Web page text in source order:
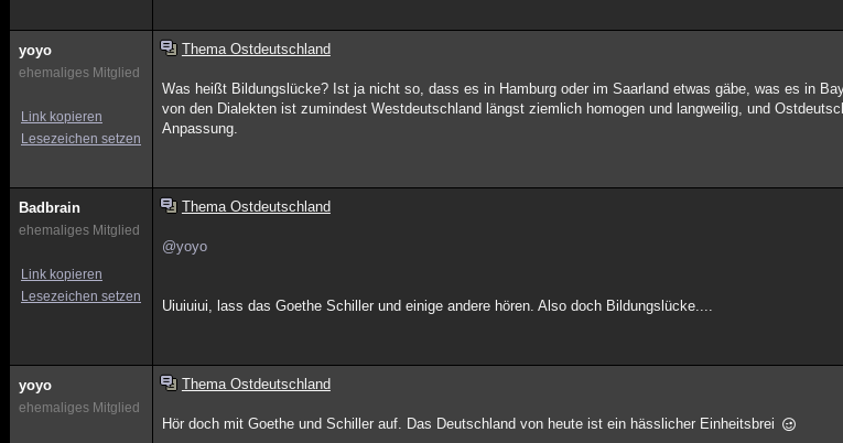
yoyo
ehemaliges Mitglied
Link kopieren
Lesezeichen setzen
Thema Ostdeutschland
Was heißt Bildungslücke? Ist ja nicht so, dass es in Hamburg oder im Saarland etwas gäbe, was es in
von den Dialekten ist zumindest Westdeutschland längst ziemlich homogen und langweilig, und
Anpassung.
Badbrain
ehemaliges Mitglied
Link kopieren
Lesezeichen setzen
Thema Ostdeutschland
@yoyo
Uiuiuiui, lass das Goethe Schiller und einige andere hören. Also doch Bildungslücke....
yoyo
ehemaliges Mitglied
Thema Ostdeutschland
Hör doch mit Goethe und Schiller auf. Das Deutschland von heute ist ein hässlicher Einheitsbrei